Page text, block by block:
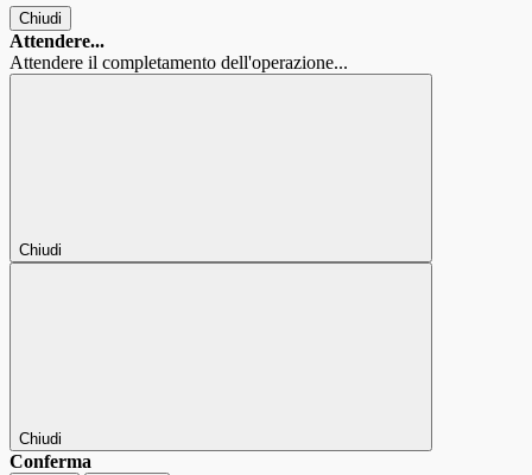
Chiudi
Attendere...
Attendere il completamento dell'operazione...
Chiudi
Chiudi
Conferma